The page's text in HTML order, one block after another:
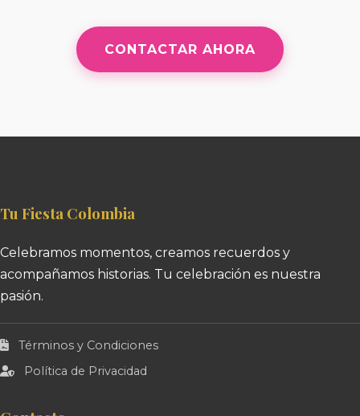
CONTACTAR AHORA
Tu Fiesta Colombia
Celebramos momentos, creamos recuerdos y
acompañamos historias. Tu celebración es nuestra
pasión.
Términos y Condiciones
Política de Privacidad